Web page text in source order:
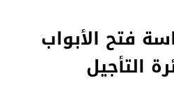
فتح الأبواب
التأجيل